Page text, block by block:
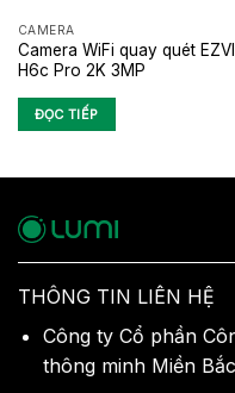
CAMERA
Camera WiFi quay quét
H6c Pro 2K 3MP
ĐỌC TIẾP
THÔNG TIN LIÊN HỆ
Công ty Cổ phần
thông minh Miền Bắc